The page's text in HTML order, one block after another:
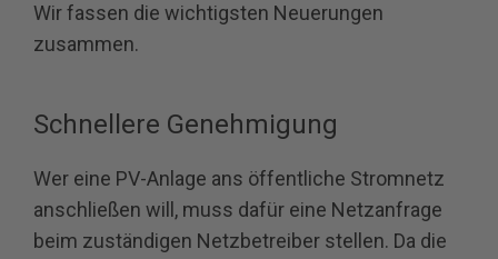
Wir fassen die wichtigsten Neuerungen
zusammen.
Schnellere Genehmigung
Wer eine PV-Anlage ans öffentliche Stromnetz
anschließen will, muss dafür eine Netzanfrage
beim zuständigen Netzbetreiber stellen. Da die